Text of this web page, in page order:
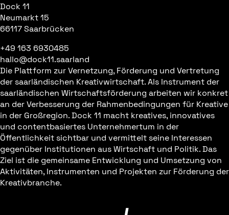
Dock 11
Neumarkt 15
66117 Saarbrücken
+49 163 6930485
hallo@dock11.saarland
Die Plattform zur Vernetzung, Förderung und Vertretung
der saarländischen Kreativwirtschaft. Als Instrument der
saarländischen Wirtschaftsförderung arbeiten wir konkret
an der Verbesserung der Rahmenbedingungen für Kreative
in der Großregion. Dock 11 macht kreatives, innovatives
und contentbasiertes Unternehmertum in der
Öffentlichkeit sichtbar und vermittelt seine Interessen
gegenüber Institutionen aus Wirtschaft und Politik. Das
Ziel ist die gemeinsame Entwicklung und Umsetzung von
Aktivitäten, Instrumenten und Projekten zur Förderung der
Kreativbranche.